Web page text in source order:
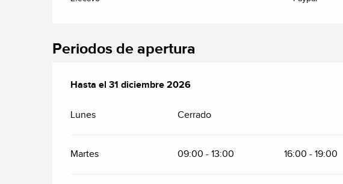
Periodos de apertura
Del2 enero 2026al31 diciembre 2026
Hasta el 31 diciembre 2026
Lunes Cerrado
Martes 09:00 - 13:00 16:00 - 19:00